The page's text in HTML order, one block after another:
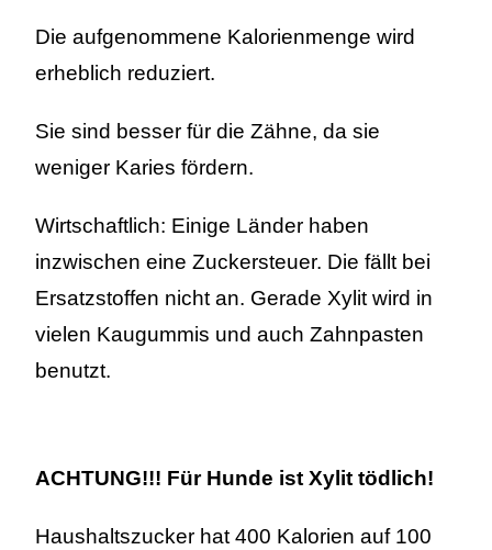
Die aufgenommene Kalorienmenge wird
erheblich reduziert.
Sie sind besser für die Zähne, da sie
weniger Karies fördern.
Wirtschaftlich: Einige Länder haben
inzwischen eine Zuckersteuer. Die fällt bei
Ersatzstoffen nicht an. Gerade Xylit wird in
vielen Kaugummis und auch Zahnpasten
benutzt.
ACHTUNG!!! Für Hunde ist Xylit tödlich!
Haushaltszucker hat 400 Kalorien auf 100